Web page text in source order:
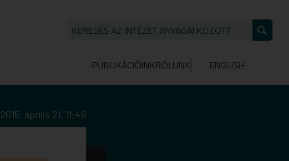
KERESÉS AZ INTÉZET ANYAGAI KÖZÖTT
indítása
PUBLIKÁCIÓINKRÓLUNK ENGLISH
2015. április 21. 11:49